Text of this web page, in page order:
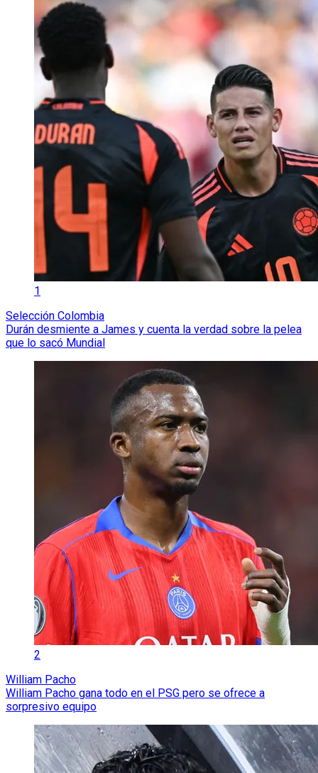
1
Selección Colombia
Durán desmiente a James y cuenta la verdad sobre la pelea
que lo sacó Mundial
2
William Pacho
William Pacho gana todo en el PSG pero se ofrece a
sorpresivo equipo